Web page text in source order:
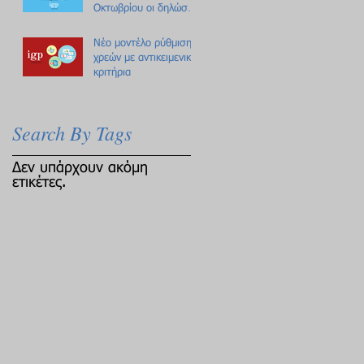
Οκτωβρίου οι δηλώσεις
Νέο μοντέλο ρύθμισης
χρεών με αντικειμενικά
κριτήρια
Search By Tags
Δεν υπάρχουν ακόμη
ετικέτες.